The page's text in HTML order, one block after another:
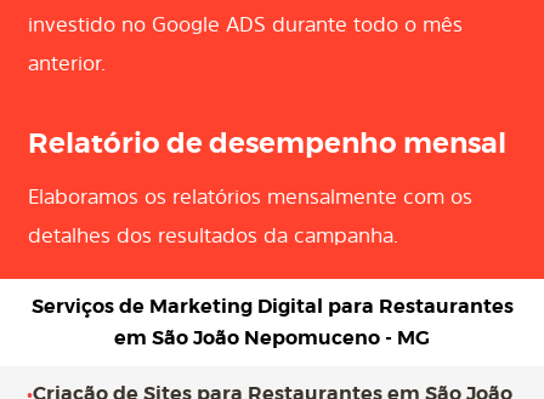
investido no Google ADS durante todo o mês
anterior.
Relatório de desempenho mensal
Elaboramos os relatórios mensalmente com os
detalhes dos resultados da campanha.
Serviços de Marketing Digital para Restaurantes
em São João Nepomuceno - MG
•Criação de Sites para Restaurantes em São João